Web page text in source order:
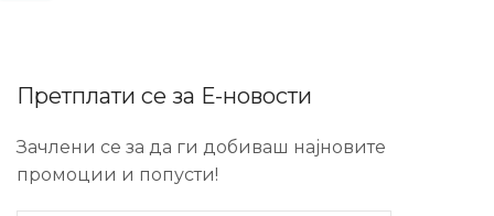
Претплати се за Е-новости
Зачлени се за да ги добиваш најновите
промоции и попусти!